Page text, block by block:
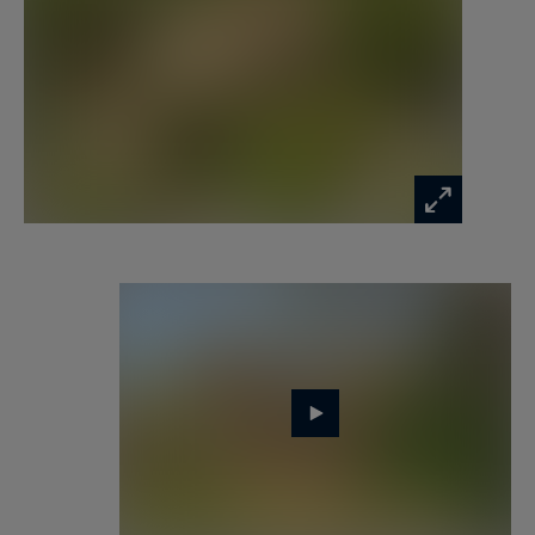
immédiatement. Les intérieurs révèlent toute la
noblesse de la bâtisse : sols remarquables,
vaste terrasse prolongée par le jardin paysager
et l’espace piscine. La salle à manger attenante